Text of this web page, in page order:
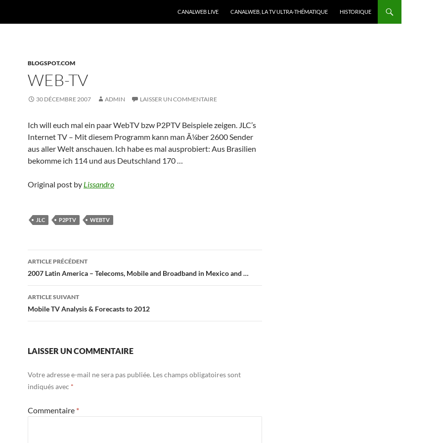
CANALWEB LIVE CANALWEB, LA TV ULTRA-THÉMATIQUE HISTORIQUE
BLOGSPOT.COM
WEB-TV
30 DÉCEMBRE 2007 ADMIN LAISSER UN COMMENTAIRE
Ich will euch mal ein paar WebTV bzw P2PTV Beispiele zeigen. JLC’s
Internet TV – Mit diesem Programm kann man Ã¼ber 2600 Sender
aus aller Welt anschauen. Ich habe es mal ausprobiert: Aus Brasilien
bekomme ich 114 und aus Deutschland 170 …
Original post by Lissandro
JLC P2PTV WEBTV
Navigation
des
articles
ARTICLE PRÉCÉDENT
2007 Latin America – Telecoms, Mobile and Broadband in Mexico and …
ARTICLE SUIVANT
Mobile TV Analysis & Forecasts to 2012
LAISSER UN COMMENTAIRE
Votre adresse e-mail ne sera pas publiée. Les champs obligatoires sont
indiqués avec *
Commentaire *